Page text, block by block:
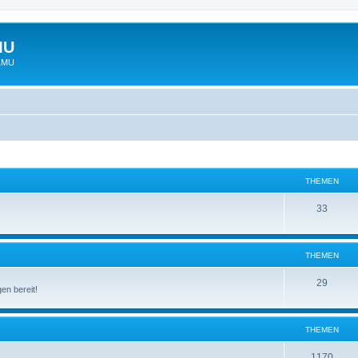
THEMEN
33
THEMEN
bereit!
29
THEMEN